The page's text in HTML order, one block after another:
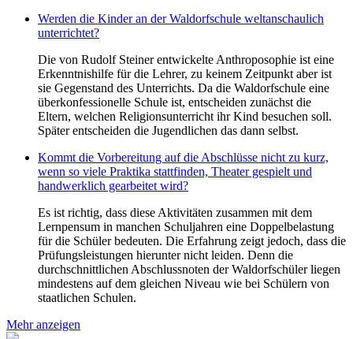
Werden die Kinder an der Waldorfschule weltanschaulich
unterrichtet?
Die von Rudolf Steiner entwickelte Anthroposophie ist eine
Erkenntnishilfe für die Lehrer, zu keinem Zeitpunkt aber ist
sie Gegenstand des Unterrichts. Da die Waldorfschule eine
überkonfessionelle Schule ist, entscheiden zunächst die
Eltern, welchen Religionsunterricht ihr Kind besuchen soll.
Später entscheiden die Jugendlichen das dann selbst.
Kommt die Vorbereitung auf die Abschlüsse nicht zu kurz,
wenn so viele Praktika stattfinden, Theater gespielt und
handwerklich gearbeitet wird?
Es ist richtig, dass diese Aktivitäten zusammen mit dem
Lernpensum in manchen Schuljahren eine Doppelbelastung
für die Schüler bedeuten. Die Erfahrung zeigt jedoch, dass die
Prüfungsleistungen hierunter nicht leiden. Denn die
durchschnittlichen Abschlussnoten der Waldorfschüler liegen
mindestens auf dem gleichen Niveau wie bei Schülern von
staatlichen Schulen.
Mehr anzeigen